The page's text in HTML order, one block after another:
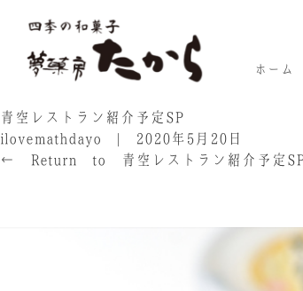
ホーム
青空レストラン紹介予定SP
ilovemathdayo
2020年5月20日
←
Return to 青空レストラン紹介予定